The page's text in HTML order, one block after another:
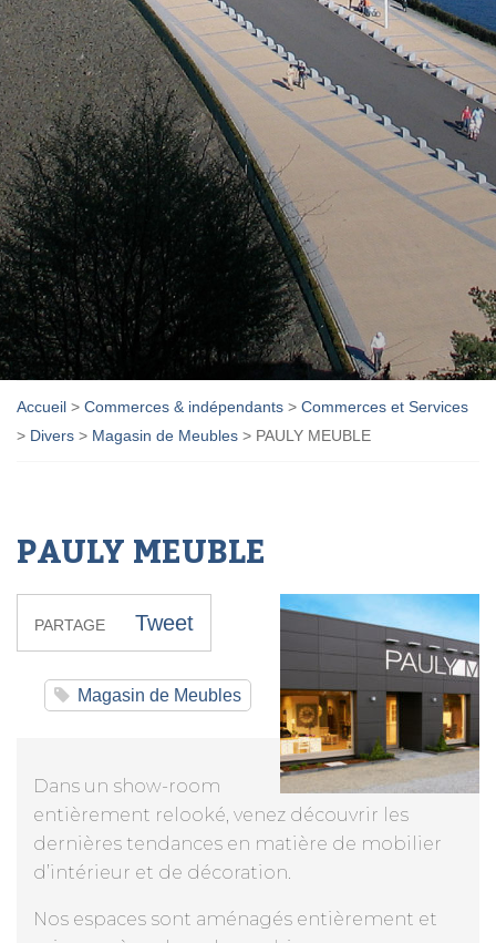
Accueil > Commerces & indépendants > Commerces et Services
> Divers > Magasin de Meubles > PAULY MEUBLE
PAULY MEUBLE
PARTAGE Tweet
Magasin de Meubles
Dans un show-room
entièrement relooké, venez découvrir les
dernières tendances en matière de mobilier
d’intérieur et de décoration.
Nos espaces sont aménagés entièrement et